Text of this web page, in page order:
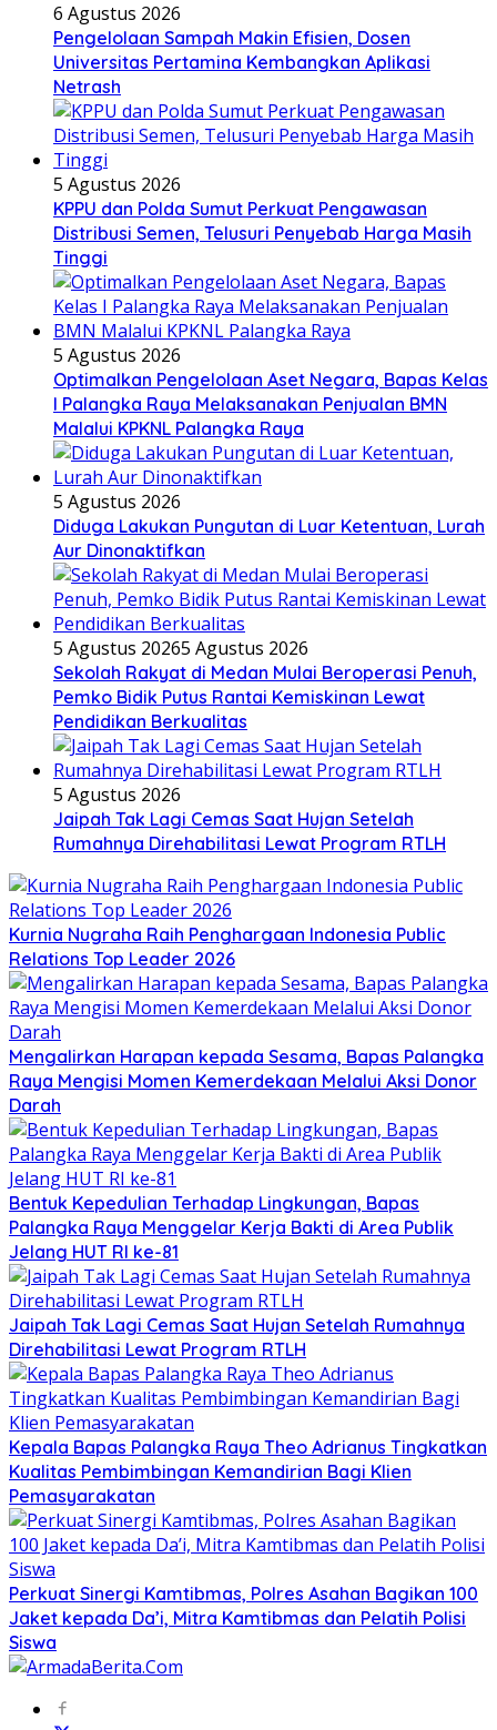
6 Agustus 2026
Pengelolaan Sampah Makin Efisien, Dosen
Universitas Pertamina Kembangkan Aplikasi
Netrash
5 Agustus 2026
KPPU dan Polda Sumut Perkuat Pengawasan
Distribusi Semen, Telusuri Penyebab Harga Masih
Tinggi
5 Agustus 2026
Optimalkan Pengelolaan Aset Negara, Bapas Kelas
I Palangka Raya Melaksanakan Penjualan BMN
Malalui KPKNL Palangka Raya
5 Agustus 2026
Diduga Lakukan Pungutan di Luar Ketentuan, Lurah
Aur Dinonaktifkan
5 Agustus 20265 Agustus 2026
Sekolah Rakyat di Medan Mulai Beroperasi Penuh,
Pemko Bidik Putus Rantai Kemiskinan Lewat
Pendidikan Berkualitas
5 Agustus 2026
Jaipah Tak Lagi Cemas Saat Hujan Setelah
Rumahnya Direhabilitasi Lewat Program RTLH
Kurnia Nugraha Raih Penghargaan Indonesia Public
Relations Top Leader 2026
Mengalirkan Harapan kepada Sesama, Bapas Palangka
Raya Mengisi Momen Kemerdekaan Melalui Aksi Donor
Darah
Bentuk Kepedulian Terhadap Lingkungan, Bapas
Palangka Raya Menggelar Kerja Bakti di Area Publik
Jelang HUT RI ke-81
Jaipah Tak Lagi Cemas Saat Hujan Setelah Rumahnya
Direhabilitasi Lewat Program RTLH
Kepala Bapas Palangka Raya Theo Adrianus Tingkatkan
Kualitas Pembimbingan Kemandirian Bagi Klien
Pemasyarakatan
Perkuat Sinergi Kamtibmas, Polres Asahan Bagikan 100
Jaket kepada Da’i, Mitra Kamtibmas dan Pelatih Polisi
Siswa